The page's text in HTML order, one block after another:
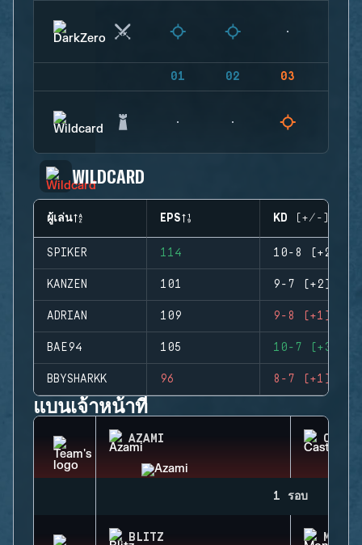
01 02 03
WILDCARD
ผู้เล่น EPS KD (+/-)
SPIKER 114 10-8 (+2)
KANZEN 101 9-7 (+2)
ADRIAN 109 9-8 (+1)
BAE94 105 10-7 (+3)
BBYSHARKK 96 8-7 (+1)
แบนเจ้าหน้าที่
AZAMI
1 รอบ
BLITZ